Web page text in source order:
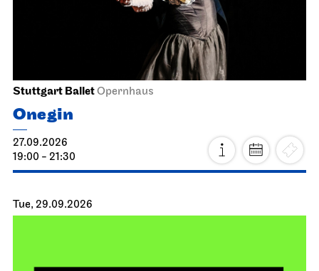
Stuttgart BalletOpernhaus
Onegin
27.09.2026
19:00 - 21:30
Tue, 29.09.2026